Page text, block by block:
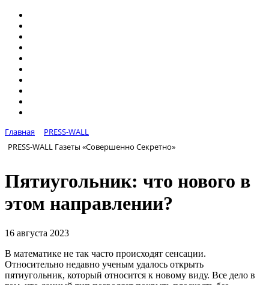
Главная
PRESS-WALL
PRESS-WALL Газеты «Совершенно Секретно»
Пятиугольник: что нового в
этом направлении?
16 августа 2023
В математике не так часто происходят сенсации.
Относительно недавно ученым удалось открыть
пятиугольник, который относится к новому виду. Все дело в